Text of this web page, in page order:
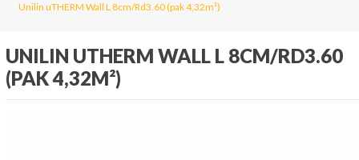
Unilin uTHERM Wall L 8cm/Rd3.60 (pak 4,32m²)
UNILIN UTHERM WALL L 8CM/RD3.60
(PAK 4,32M²)